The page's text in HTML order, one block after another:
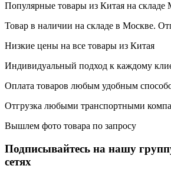
Популярные товары из Китая на складе
Товар в наличии на складе в Москве.
Низкие цены на все товары из Китая
Индивидуальный подход к каждому
Оплата товаров любым удобным
Отгрузка любыми транспортными
Вышлем фото товара по запросу
Подписывайтесь на нашу
сетях